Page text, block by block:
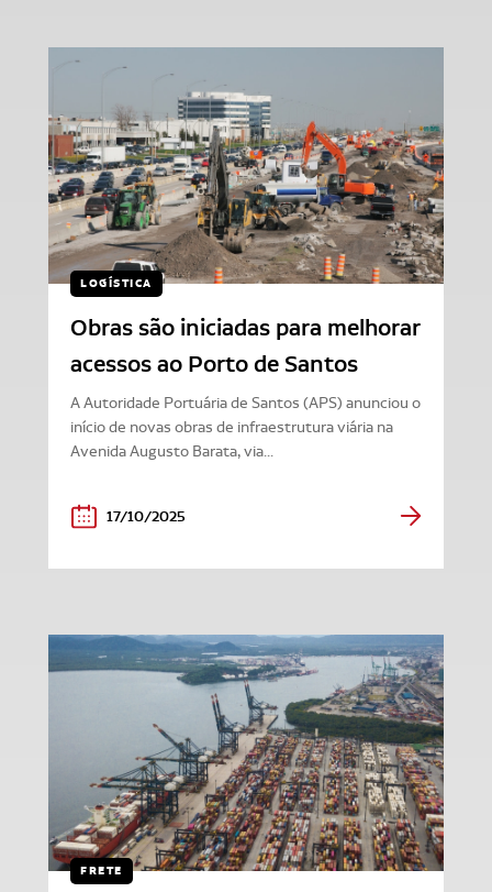
LOGÍSTICA
Obras são iniciadas para melhorar
acessos ao Porto de Santos
A Autoridade Portuária de Santos (APS) anunciou o
início de novas obras de infraestrutura viária na
Avenida Augusto Barata, via...
17/10/2025
FRETE